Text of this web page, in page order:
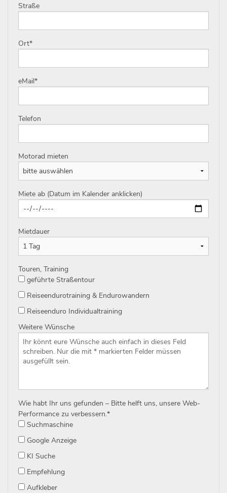
Straße
Ort*
eMail*
Telefon
Motorad mieten
Miete ab (Datum im Kalender anklicken)
Mietdauer
Touren, Training
geführte Straßentour
Reiseendurotraining & Endurowandern
Reiseenduro Individualtraining
Weitere Wünsche
Wie habt Ihr uns gefunden – Bitte helft uns, unsere Web-
Performance zu verbessern.*
Suchmaschine
Google Anzeige
KI Suche
Empfehlung
Aufkleber